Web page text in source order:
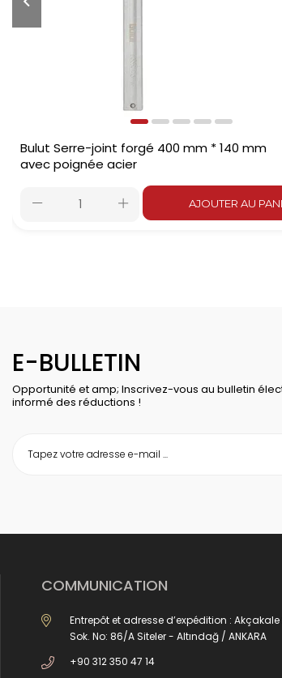
Bulut Serre-joint forgé 400 mm * 140 mm
avec poignée acier
AJOUTER AU
E-BULLETIN
Opportunité et amp; Inscrivez-vous au bulletin
informé des réductions !
COMMUNICATION
Entrepôt et adresse d’expédition : Akçakale
Sok. No: 86/A Siteler - Altındağ / ANKARA
+90 312 350 47 14